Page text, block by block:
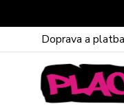
Doprava a platba